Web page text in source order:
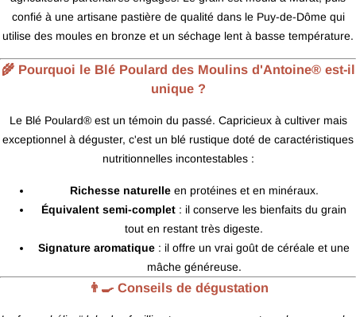
confié à une artisane pastière de qualité dans le Puy-de-Dôme qui
utilise des moules en bronze et un séchage lent à basse température.
🌾 Pourquoi le Blé Poulard des Moulins d'Antoine® est-il
unique ?
Le Blé Poulard® est un témoin du passé. Capricieux à cultiver mais
exceptionnel à déguster, c'est un blé rustique doté de caractéristiques
nutritionnelles incontestables :
Richesse naturelleen protéines et en minéraux.
Équivalent semi-complet : il conserve les bienfaits du grain
tout en restant très digeste.
Signature aromatique : il offre un vrai goût de céréale et une
mâche généreuse.
👨‍🍳 Conseils de dégustation